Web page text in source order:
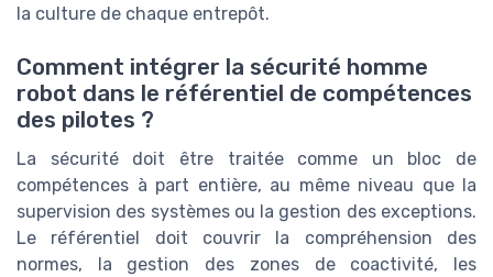
la culture de chaque entrepôt.
Comment intégrer la sécurité homme
robot dans le référentiel de compétences
des pilotes ?
La sécurité doit être traitée comme un bloc de
compétences à part entière, au même niveau que la
supervision des systèmes ou la gestion des exceptions.
Le référentiel doit couvrir la compréhension des
normes, la gestion des zones de coactivité, les